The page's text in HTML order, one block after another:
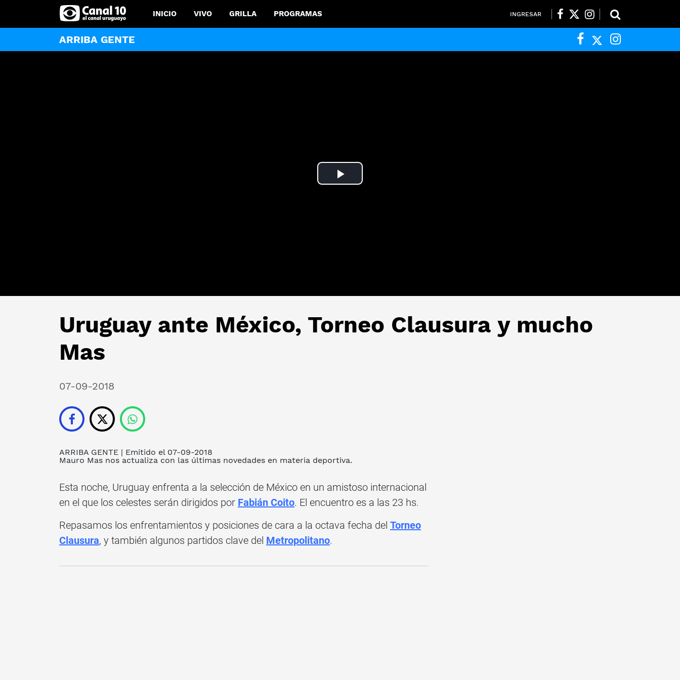
INICIO VIVO GRILLA PROGRAMAS INGRESAR
ARRIBA GENTE
Play
Uruguay ante México, Torneo Clausura y mucho
Mas
07-09-2018
ARRIBA GENTE | Emitido el 07-09-2018
Mauro Mas nos actualiza con las últimas novedades en materia deportiva.
Esta noche, Uruguay enfrenta a la selección de México en un amistoso internacional
en el que los celestes serán dirigidos por Fabián Coito. El encuentro es a las 23 hs.
Repasamos los enfrentamientos y posiciones de cara a la octava fecha del Torneo
Clausura, y también algunos partidos clave del Metropolitano.